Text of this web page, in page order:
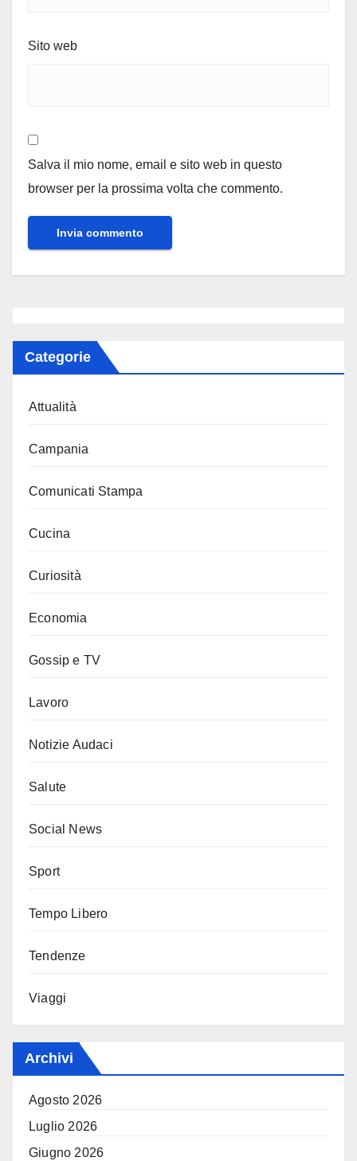
Sito web
Salva il mio nome, email e sito web in questo
browser per la prossima volta che commento.
Categorie
Attualità
Campania
Comunicati Stampa
Cucina
Curiosità
Economia
Gossip e TV
Lavoro
Notizie Audaci
Salute
Social News
Sport
Tempo Libero
Tendenze
Viaggi
Archivi
Agosto 2026
Luglio 2026
Giugno 2026